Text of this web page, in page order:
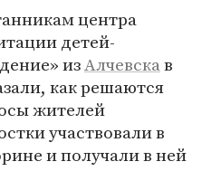
центра
детей-
изАлчевскав
как решаются
жителей
участвовали в
и получали в ней